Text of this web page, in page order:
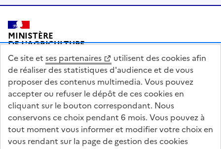
Pied de page
MINISTÈRE
DE L'AGRICULTURE
DE L'AGRO-ALIMENTAIRE
ET DE LA SOUVERAINETÉ
ALIMENTAIRE
legifrance.gouv.fr
info.gouv.fr
service-public.gouv.fr
data.gouv.fr
Ce site et ses partenaires
utilisent des cookies afin
de réaliser des statistiques d'audience et de vous
proposer des contenus multimedia. Vous pouvez
accepter ou refuser le dépôt de ces cookies en
cliquant sur le bouton correspondant. Nous
conservons ce choix pendant 6 mois. Vous pouvez à
tout moment vous informer et modifier votre choix en
vous rendant sur la page de gestion des cookies